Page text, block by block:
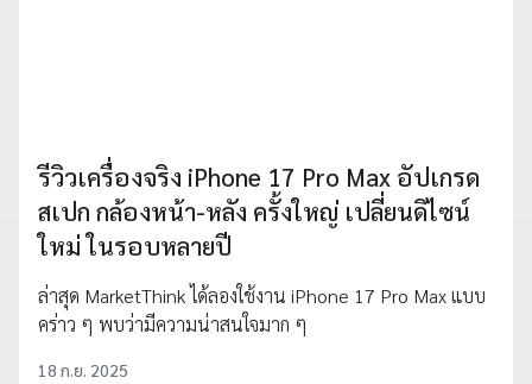
รีวิวเครื่องจริง iPhone 17 Pro Max อัปเกรด
สเปก กล้องหน้า-หลัง ครั้งใหญ่ เปลี่ยนดิไซน์
ใหม่ ในรอบหลายปี
ล่าสุด MarketThink ได้ลองใช้งาน iPhone 17 Pro Max แบบ
คร่าว ๆ พบว่ามีความน่าสนใจมาก ๆ
18 ก.ย. 2025